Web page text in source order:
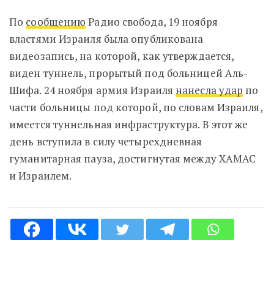
По сообщению Радио свобода, 19 ноября
властями Израиля была опубликована
видеозапись, на которой, как утверждается,
виден туннель, прорытый под больницей Аль-
Шифа. 24 ноября армия Израиля нанесла удар по
части больницы под которой, по словам Израиля,
имеется туннельная инфраструктура. В этот же
день вступила в силу четырехдневная
гуманитарная пауза, достигнутая между ХАМАС
и Израилем.